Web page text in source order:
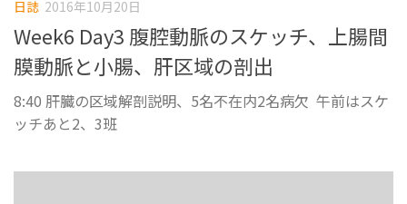
日誌 2016年10月20日
Week6 Day3 腹腔動脈のスケッチ、上腸間
膜動脈と小腸、肝区域の剖出
8:40 肝臓の区域解剖説明、5名不在内2名病欠 午前はスケ
ッチあと2、3班